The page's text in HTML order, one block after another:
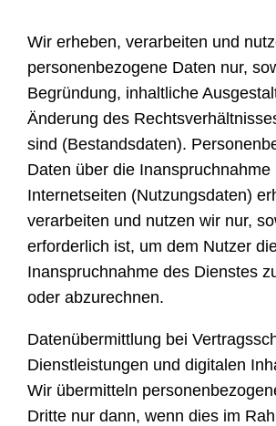
Wir erheben, verarbeiten und
personenbezogene Daten nur,
Begründung, inhaltliche
Änderung des
sind (Bestandsdaten).
Daten über die Inanspruchnahme
Internetseiten (Nutzungsdaten)
verarbeiten und nutzen wir nur,
erforderlich ist, um dem Nutzer
Inanspruchnahme des Dienstes
oder abzurechnen.
Datenübermittlung bei
Dienstleistungen und digitalen
Wir übermitteln
Dritte nur dann, wenn dies im